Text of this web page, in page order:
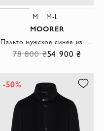
M M-L
MOORER
78 800 ₴54 900 ₴
-50%